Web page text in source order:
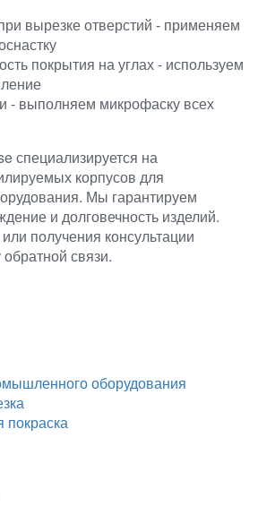
вырезке отверстий - применяем
покрытия на углах - используем
- выполняем микрофаску всех
специализируется на
корпусов для
Мы гарантируем
и долговечность изделий.
получения консультации
связи.
оборудования